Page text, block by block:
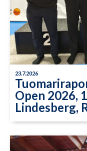
23.7.2026
Open 2026,
Lindesberg,